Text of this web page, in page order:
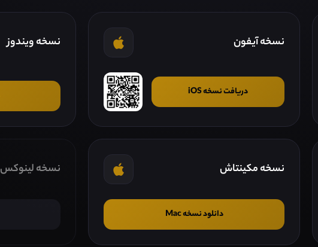
نسخه آیفون
دریافت نسخه iOS
نسخه ویندوز
نسخه مکینتاش
دانلود نسخه Mac
نسخه لینوکس